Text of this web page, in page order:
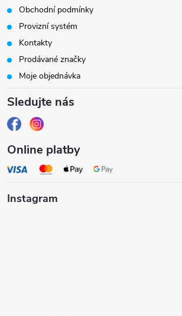
Obchodní podmínky
Provizní systém
Kontakty
Prodávané značky
Moje objednávka
Sledujte nás
Online platby
Instagram